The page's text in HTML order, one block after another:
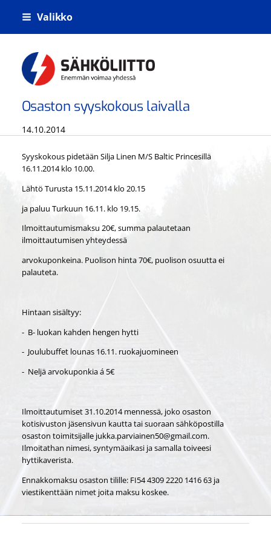
Siirry
sivun
sisältöön
Valikko
Kiskoliikenteen sähkö- tietoliikenne-
Osaston syyskokous laivalla
14.10.2014
Syyskokous pidetään Silja Linen M/S Baltic Princesillä
16.11.2014 klo 10.00.
Lähtö Turusta 15.11.2014 klo 20.15
ja paluu Turkuun 16.11. klo 19.15.
Ilmoittautumismaksu 20€, summa palautetaan
ilmoittautumisen yhteydessä
arvokuponkeina. Puolison hinta 70€, puolison osuutta ei
palauteta.
Hintaan sisältyy:
- B- luokan kahden hengen hytti
- Joulubuffet lounas 16.11. ruokajuomineen
- Neljä arvokuponkia á 5€
Ilmoittautumiset 31.10.2014 mennessä, joko osaston
kotisivuston jäsensivun kautta tai suoraan sähköpostilla
osaston toimitsijalle jukka.parviainen50@gmail.com.
Ilmoitathan nimesi, syntymäaikasi ja samalla toiveesi
hyttikaverista.
Ennakkomaksu osaston tilille: FI54 4309 2220 1416 63 ja
viestikenttään nimet joita maksu koskee.